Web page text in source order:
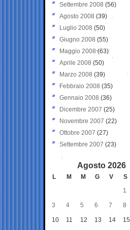
Settembre 2008 (56)
Agosto 2008 (39)
Luglio 2008 (50)
Giugno 2008 (55)
Maggio 2008(63)
Aprile 2008 (50)
Marzo 2008 (39)
Febbraio 2008 (35)
Gennaio 2008 (36)
Dicembre 2007 (25)
Novembre 2007 (22)
Ottobre 2007 (27)
Settembre 2007 (23)
Agosto 2026
L M M G V S
1
3 4 5 6 7 8
10 11 12 13 14 15